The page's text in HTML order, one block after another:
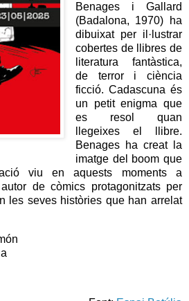
Benages i Gallard
(Badalona, 1970) ha
dibuixat per il·lustrar
cobertes de llibres de
literatura fantàstica,
de terror i ciència
ficció. Cadascuna és
un petit enigma que
es resol quan
llegeixes el llibre.
Benages ha creat la
imatge del boom que
viu en aquests moments a
de còmics protagonitzats per
les seves històries que han arrelat